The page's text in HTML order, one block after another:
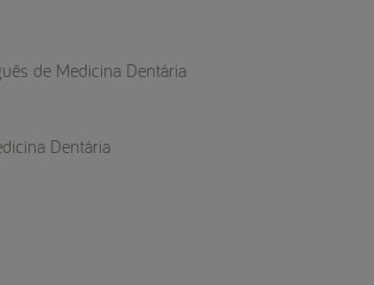
de Medicina Dentária
Dentária